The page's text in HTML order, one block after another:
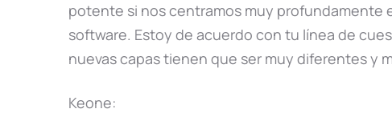
potente si nos centramos muy profundamente
software. Estoy de acuerdo con tu línea de
nuevas capas tienen que ser muy diferentes y
Keone: